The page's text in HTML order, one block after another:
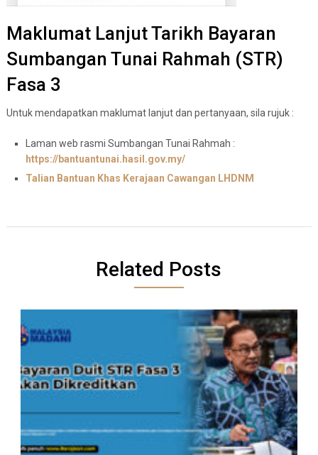
Maklumat Lanjut Tarikh Bayaran
Sumbangan Tunai Rahmah (STR)
Fasa 3
Untuk mendapatkan maklumat lanjut dan pertanyaan, sila rujuk :
Laman web rasmi Sumbangan Tunai Rahmah :
https://bantuantunai.hasil.gov.my/
Talian Bantuan Khas Kerajaan Cawangan LHDNM
Related Posts